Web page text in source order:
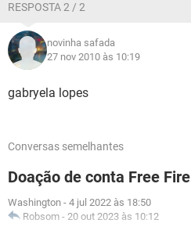
RESPOSTA 2 / 2
novinha safada
27 nov 2010 às 10:19
gabryela lopes
Conversas semelhantes
Doação de conta Free Fire
Washington - 4 jul 2022 às 18:50
Robsom - 20 out 2023 às 10:12